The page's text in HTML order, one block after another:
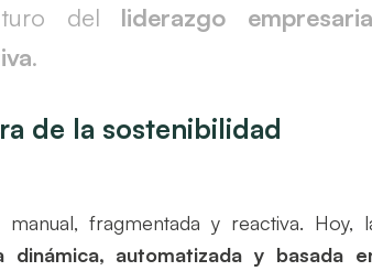
del liderazgo
.
de la sostenibilidad
fragmentada y reactiva. Hoy,
dinámica, automatizada y basada